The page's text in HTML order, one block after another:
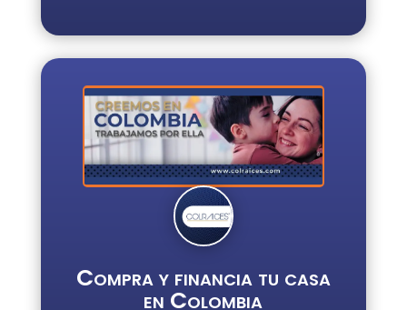
Compra y financia tu casa
en Colombia